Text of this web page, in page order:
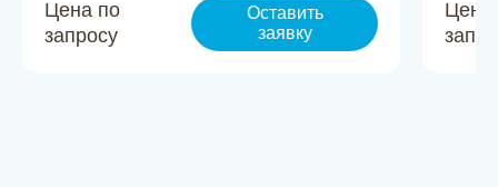
Цена по
запросу
Оставить
заявку
Цена